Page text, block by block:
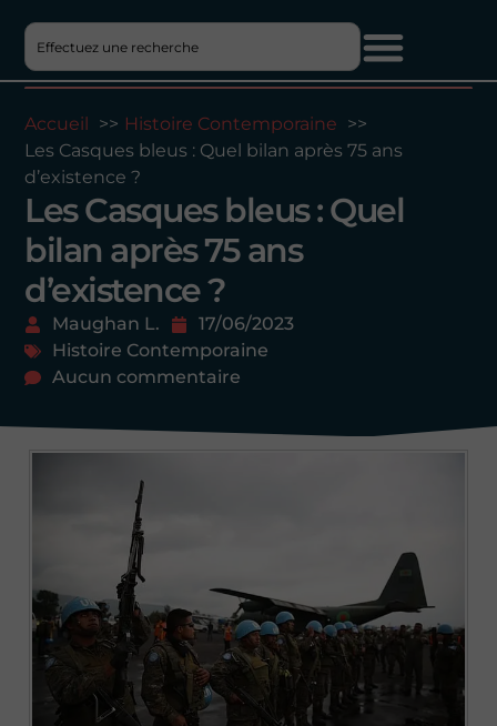
Accueil
Histoire Contemporaine
Les Casques bleus : Quel bilan après 75 ans
d’existence ?
Les Casques bleus : Quel
bilan après 75 ans
d’existence ?
Maughan L.
17/06/2023
Histoire Contemporaine
Aucun commentaire